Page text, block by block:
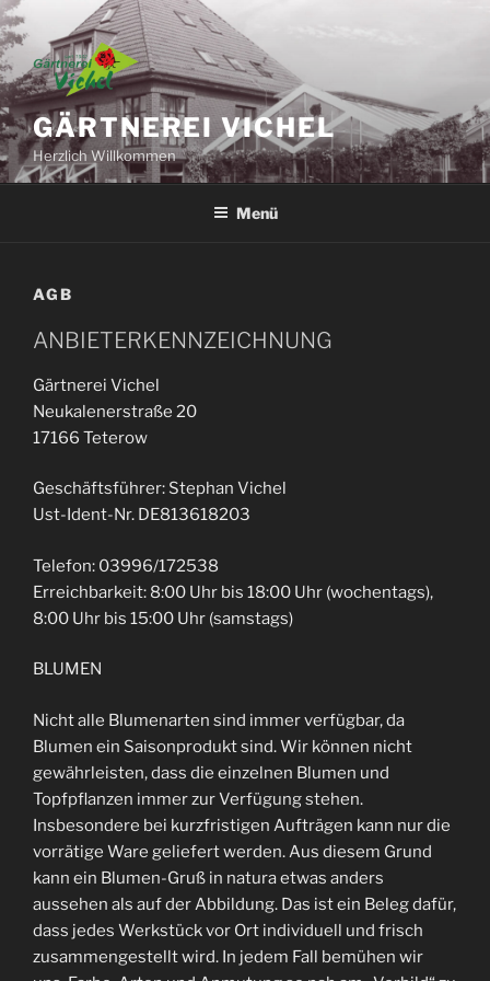
Zum
Inhalt
springen
GÄRTNEREI VICHEL
Herzlich Willkommen
Menü
AGB
ANBIETERKENNZEICHNUNG
Gärtnerei Vichel
Neukalenerstraße 20
17166 Teterow
Geschäftsführer: Stephan Vichel
Ust-Ident-Nr. DE813618203
Telefon: 03996/172538
Erreichbarkeit: 8:00 Uhr bis 18:00 Uhr (wochentags),
8:00 Uhr bis 15:00 Uhr (samstags)
BLUMEN
Nicht alle Blumenarten sind immer verfügbar, da
Blumen ein Saisonprodukt sind. Wir können nicht
gewährleisten, dass die einzelnen Blumen und
Topfpflanzen immer zur Verfügung stehen.
Insbesondere bei kurzfristigen Aufträgen kann nur die
vorrätige Ware geliefert werden. Aus diesem Grund
kann ein Blumen-Gruß in natura etwas anders
aussehen als auf der Abbildung. Das ist ein Beleg dafür,
dass jedes Werkstück vor Ort individuell und frisch
zusammengestellt wird. In jedem Fall bemühen wir